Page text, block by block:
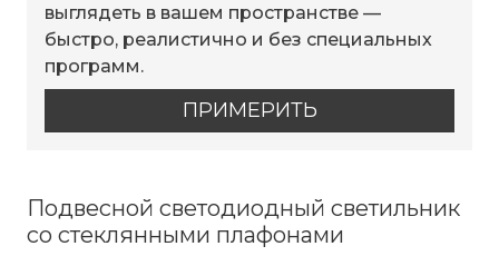
выглядеть в вашем пространстве —
быстро, реалистично и без специальных
программ.
ПРИМЕРИТЬ
Подвесной светодиодный светильник
со стеклянными плафонами